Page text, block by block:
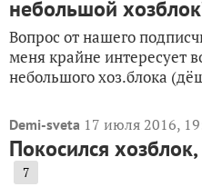
небольшой
Вопрос от нашего
меня крайне интересует
небольшого хоз.блока
Demi-sveta 17 июля 2016,
Покосился
7